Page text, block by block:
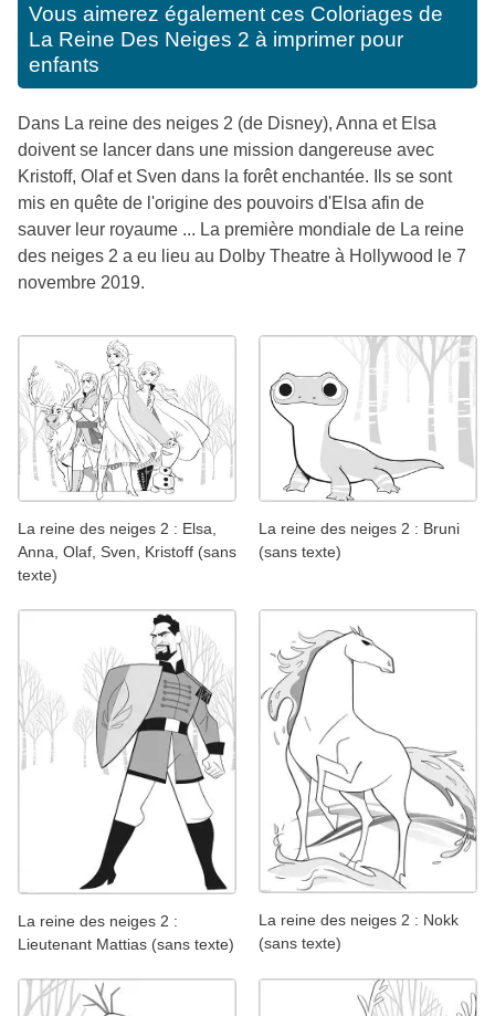
Vous aimerez également ces Coloriages de
La Reine Des Neiges 2 à imprimer pour
enfants
Dans La reine des neiges 2 (de Disney), Anna et Elsa
doivent se lancer dans une mission dangereuse avec
Kristoff, Olaf et Sven dans la forêt enchantée. Ils se sont
mis en quête de l'origine des pouvoirs d'Elsa afin de
sauver leur royaume ... La première mondiale de La reine
des neiges 2 a eu lieu au Dolby Theatre à Hollywood le 7
novembre 2019.
La reine des neiges 2 : Elsa,
Anna, Olaf, Sven, Kristoff (sans
texte)
La reine des neiges 2 : Bruni
(sans texte)
La reine des neiges 2 :
Lieutenant Mattias (sans texte)
La reine des neiges 2 : Nokk
(sans texte)